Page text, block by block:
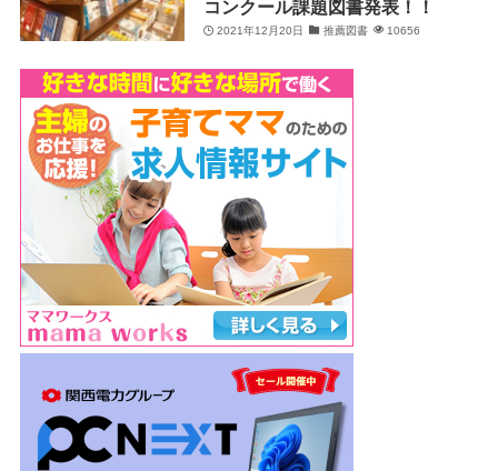
コンクール課題図書発表！！
2021年12月20日 推薦図書 10656